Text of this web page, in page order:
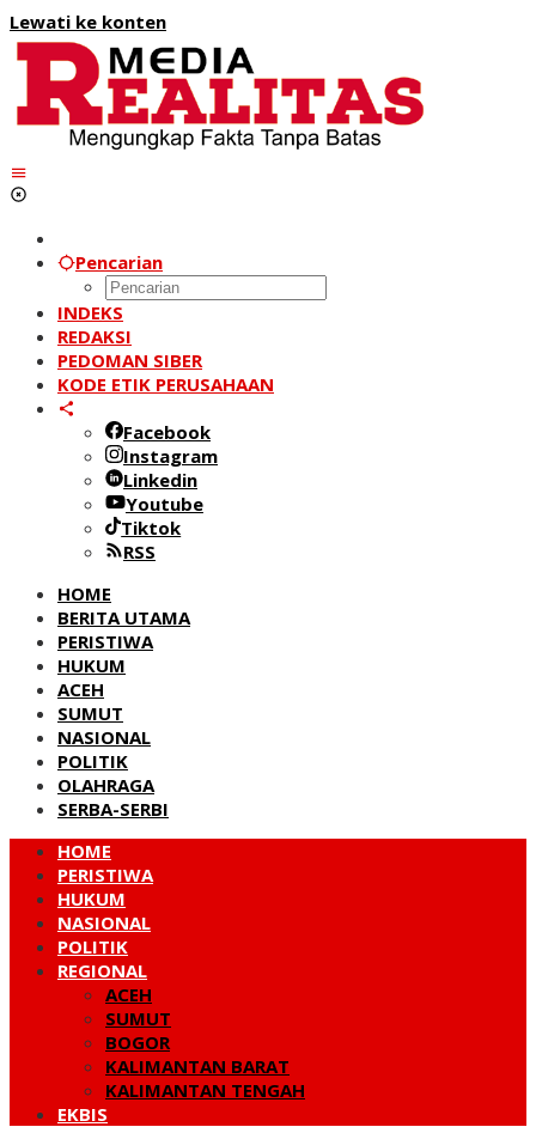
Lewati ke konten
Pencarian
INDEKS
REDAKSI
PEDOMAN SIBER
KODE ETIK PERUSAHAAN
Facebook
Instagram
Linkedin
Youtube
Tiktok
RSS
HOME
BERITA UTAMA
PERISTIWA
HUKUM
ACEH
SUMUT
NASIONAL
POLITIK
OLAHRAGA
SERBA-SERBI
HOME
PERISTIWA
HUKUM
NASIONAL
POLITIK
REGIONAL
ACEH
SUMUT
BOGOR
KALIMANTAN BARAT
KALIMANTAN TENGAH
EKBIS